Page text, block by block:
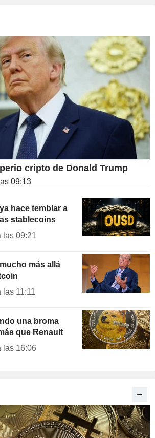
cripto de Donald Trump
09:13
hace temblar a
stablecoins
las 09:21
más allá
las 11:11
una broma
que Renault
las 16:06